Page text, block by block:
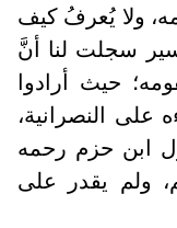
ولا يُعرفُ كيف
سجلت لنا أنَّ
حيث أرادوا
على النصرانية،
ابن حزم رحمه
ولم يقدر على